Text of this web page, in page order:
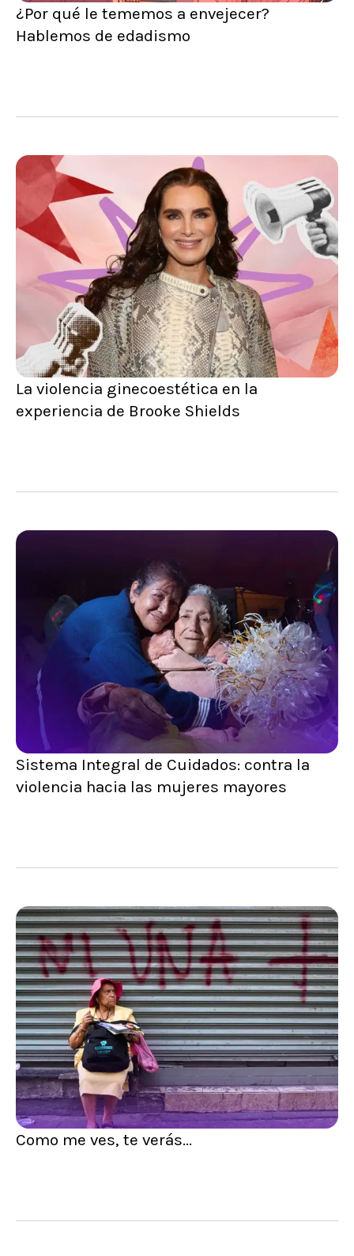
¿Por qué le tememos a envejecer?
Hablemos de edadismo
La violencia ginecoestética en la
experiencia de Brooke Shields
Sistema Integral de Cuidados: contra la
violencia hacia las mujeres mayores
Como me ves, te verás...